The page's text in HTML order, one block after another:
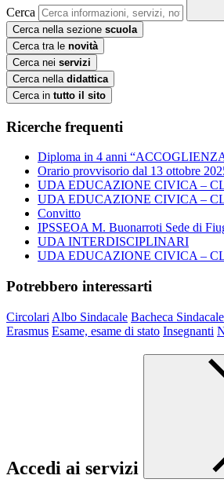
Cerca
Cerca nella sezione scuola
Cerca tra le novità
Cerca nei servizi
Cerca nella didattica
Cerca in tutto il sito
Ricerche frequenti
Diploma in 4 anni
Orario provvisorio dal 13 ottobre
UDA EDUCAZIONE CIVICA –
UDA EDUCAZIONE CIVICA –
Convitto
IPSSEOA M. Buonarroti Sede di
UDA INTERDISCIPLINARI
UDA EDUCAZIONE CIVICA –
Potrebbero interessarti
Circolari Albo Sindacale Bacheca Sindacale
Erasmus Esame, esame di stato Insegnanti
Accedi ai servizi